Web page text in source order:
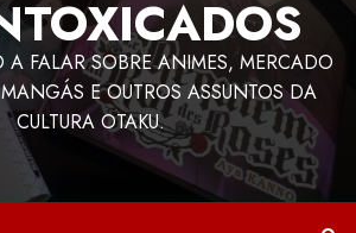
FALAR SOBRE ANIMES, MERCADO
E OUTROS ASSUNTOS DA
CULTURA OTAKU.